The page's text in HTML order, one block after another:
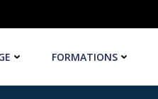
FORMATIONS